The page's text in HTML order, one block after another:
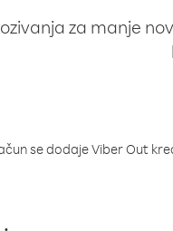
za manje
se dodaje Viber Out